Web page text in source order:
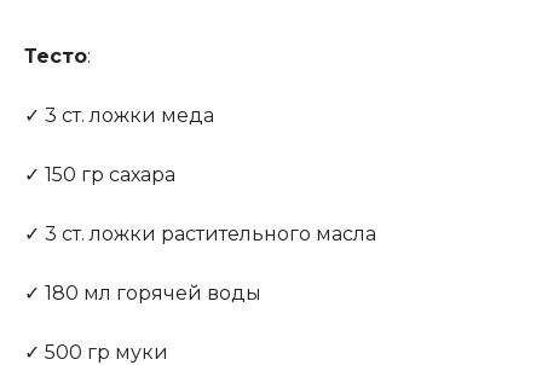
Тесто:
✓ 3 ст. ложки меда
✓ 150 гр сахара
✓ 3 ст. ложки растительного масла
✓ 180 мл горячей воды
✓ 500 гр муки